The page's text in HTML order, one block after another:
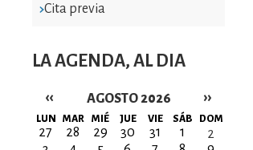
Cita previa
LA AGENDA, AL DIA
AGOSTO 2026
Paginación
‹‹ ››
LUN MAR MIÉ JUE VIE SÁB DOM
27 28 29 30 31 1
2